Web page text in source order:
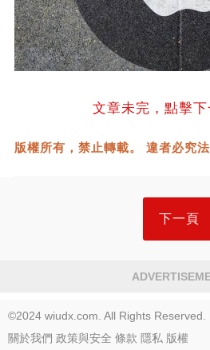
文章未完，點擊
版權所有，禁止轉載。 違者必究法
下一頁
©2024 wiudx.com. All Rights Reserved.
關於我們 政策與安全 條款 隱私 版權